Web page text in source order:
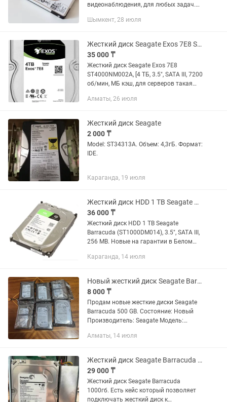
видеонаблюдения, для любых задач.
любое удобное время. Бренд Seagate
Шымкент, 28 июля
Жесткий диск Seagate Exos 7E8 ST4000NM002A 4 ТБ
35 000 ₸
Жесткий диск Seagate Exos 7E8
ST4000NM002A, [4 ТБ, 3.5", SATA III, 7200
об/мин, МБ кэш, для серверов такая
Exos E — самые мощные и безопасные
Алматы, 26 июля
Жесткий диск Seagate
2 000 ₸
Model: ST34313A. Объем: 4,3гБ. Формат:
IDE.
Караганда, 19 июля
Жесткий диск HDD 1 TB Seagate Barracuda (ST1000DM014), 3.5, SATA III, 256
36 000 ₸
Жесткий диск HDD 1 TB Seagate
Barracuda (ST1000DM014), 3.5", SATA III,
256 MB. Новые на гарантии в Белом
Караганда, 14 июля
Новый жесткий диск Seagate Barracuda 500 GB SATA 3,5
8 000 ₸
Продам новые жесткие диски Seagate
Barracuda 500 GB. Состояние: Новый
Производитель: Seagate Модель:
фактор: 3.5” Интерфейс: SATA
Алматы, 14 июля
Жесткий диск Seagate Barracuda 1тб
29 000 ₸
Жесткий диск Seagate Barracuda
1000гб. Есть кейс который позволяет
подключать жесткий диск к